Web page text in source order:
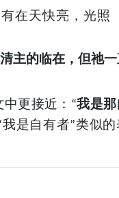
在天快亮，光照
主的临在，但祂
更接近： “我是
我是自有者”类似的